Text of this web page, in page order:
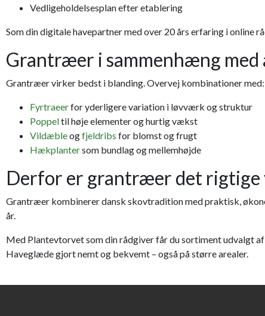
Vedligeholdelsesplan efter etablering
Som din digitale havepartner med over 20 års erfaring i online
Grantræer i sammenhæng med
Grantræer virker bedst i blanding. Overvej kombinationer med:
Fyrtraeerfor yderligere variation i løvværk og struktur
Poppeltil høje elementer og hurtig vækst
Vildæbleogfjeldribs for blomst og frugt
Hækplantersom bundlag og mellemhøjde
Derfor er grantræer det rigtige
Grantræer kombinerer dansk skovtradition med praktisk,
år.
Med Plantevtorvet som din rådgiver får du sortiment udvalgt
Haveglæde gjort nemt og bekvemt – også på større arealer.